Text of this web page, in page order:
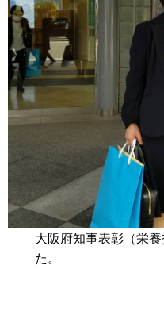
大阪府知事表彰（栄
た。